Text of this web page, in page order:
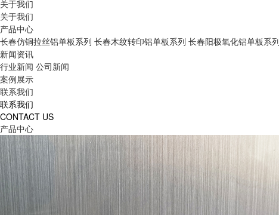
关于我们
关于我们
产品中心
长春仿铜拉丝铝单板系列 长春木纹转印铝单板系列 长春阳极氧化铝单板系列
新闻资讯
行业新闻 公司新闻
案例展示
联系我们
联系我们
CONTACT US
产品中心